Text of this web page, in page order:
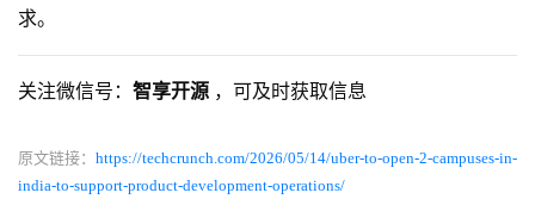
求。
关注微信号： 智享开源 ，可及时获取信息
原文链接： https://techcrunch.com/2026/05/14/uber-to-open-2-campuses-in-
india-to-support-product-development-operations/